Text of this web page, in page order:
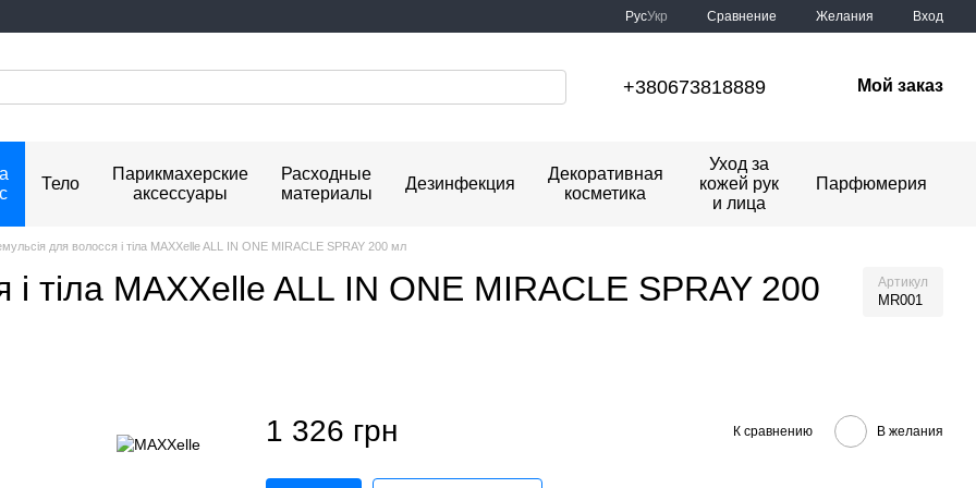
РусУкр Сравнение Желания Вход
+380673818889 Мой заказ
Тело
Парикмахерские
аксессуары
Расходные
материалы
Дезинфекция
Декоративная
косметика
Уход за
кожей рук
и лица
Парфюмерия
для волосся і тіла MAXXelle ALL IN ONE MIRACLE SPRAY 200 мл
тіла MAXXelle ALL IN ONE MIRACLE SPRAY 200
Артикул
MR001
1 326 грн К сравнению В желания